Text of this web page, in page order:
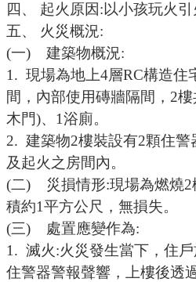
四、 起火原因:以小孩玩火
五、 火災概況:
(一) 建築物概況:
1. 現場為地上4層RC構造住
間，內部使用磚牆隔間， 2樓
木門)、 1浴廁。
2. 建築物2樓裝設有2顆住警
及起火之房間內。
(二) 災損情形:現場為燃燒2
積約1平方公尺 ，無損失。
(三) 處置應變作為:
1. 滅火:火災發生當下，住
住警器警報聲響，上樓後透